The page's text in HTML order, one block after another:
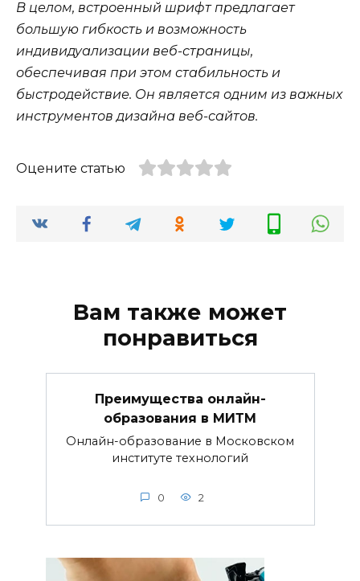
В целом, встроенный шрифт предлагает
большую гибкость и возможность
индивидуализации веб-страницы,
обеспечивая при этом стабильность и
быстродействие. Он является одним из важных
инструментов дизайна веб-сайтов.
Оцените статью
Вам также может
понравиться
Преимущества онлайн-
образования в МИТМ
Онлайн-образование в Московском
институте технологий
0 2